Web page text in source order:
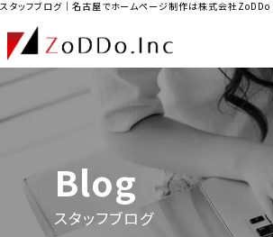
スタッフブログ｜名古屋でホームページ制作は株式会社ZoDDo
Blog
スタッフブログ